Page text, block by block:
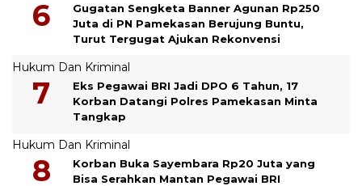
Gugatan Sengketa Banner Agunan Rp250
Juta di PN Pamekasan Berujung Buntu,
Turut Tergugat Ajukan Rekonvensi
Hukum Dan Kriminal
Eks Pegawai BRI Jadi DPO 6 Tahun, 17
Korban Datangi Polres Pamekasan Minta
Tangkap
Hukum Dan Kriminal
Korban Buka Sayembara Rp20 Juta yang
Bisa Serahkan Mantan Pegawai BRI